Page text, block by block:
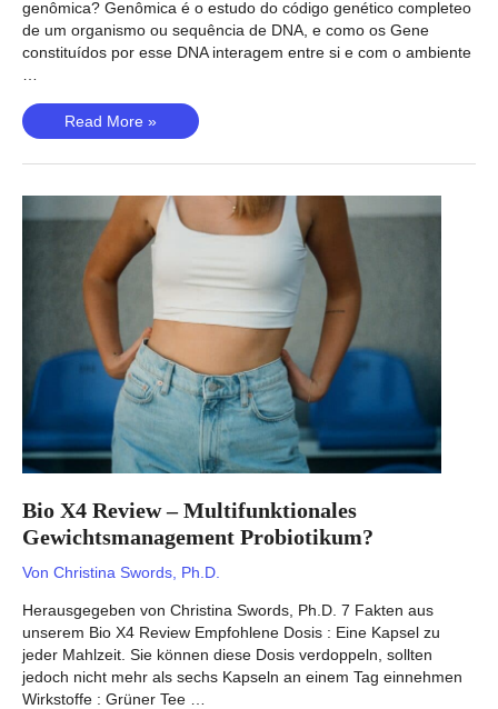
genômica? Genômica é o estudo do código genético completeo
de um organismo ou sequência de DNA, e como os Gene
constituídos por esse DNA interagem entre si e com o ambiente
O
futuro
da
genômica
Read More »
Bio X4 Review – Multifunktionales
Gewichtsmanagement Probiotikum?
Von Christina Swords, Ph.D.
Herausgegeben von Christina Swords, Ph.D. 7 Fakten aus
unserem Bio X4 Review Empfohlene Dosis : Eine Kapsel zu
jeder Mahlzeit. Sie können diese Dosis verdoppeln, sollten
jedoch nicht mehr als sechs Kapseln an einem Tag einnehmen
Wirkstoffe : Grüner Tee …